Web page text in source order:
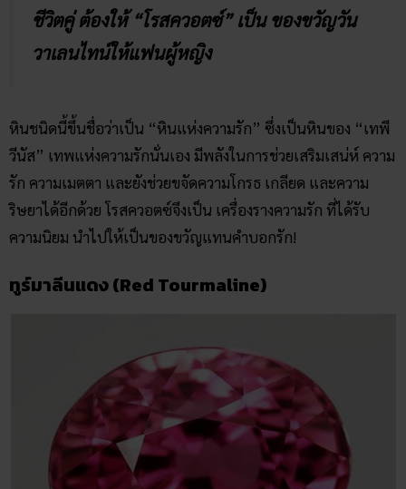
ชีวิตคู่ ต้องให้ “โรสควอตซ์” เป็น ของขวัญวัน
วาเลนไทน์ให้แฟนผู้หญิง
หินชนิดนี้ขึ้นชื่อว่าเป็น “หินแห่งความรัก” ซึ่งเป็นหินของ “เทพี
วีนัส” เทพแห่งความรักนั่นเอง มีพลังในการช่วยเสริมเสน่ห์ ความ
รัก ความเมตตา และยังช่วยขจัดความโกรธ เกลียด และความ
ริษยาได้อีกด้วย โรสควอตซ์จึงเป็น เครื่องรางความรัก ที่ได้รับ
ความนิยม นำไปให้เป็นของขวัญแทนคำบอกรัก!
ทูร์มาลีนแดง (Red Tourmaline)